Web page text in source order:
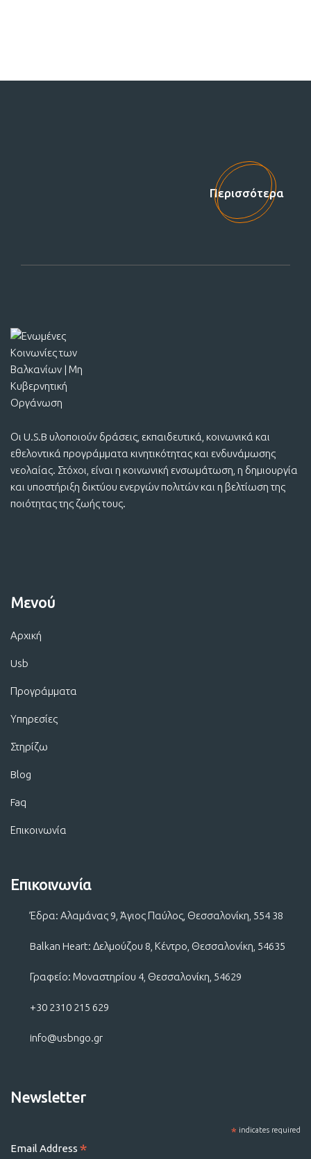
Περισσότερα
Οι U.S.B υλοποιούν δράσεις, εκπαιδευτικά, κοινωνικά και
εθελοντικά προγράμματα κινητικότητας και ενδυνάμωσης
νεολαίας. Στόχοι, είναι η κοινωνική ενσωμάτωση, η δημιουργία
και υποστήριξη δικτύου ενεργών πολιτών και η βελτίωση της
ποιότητας της ζωής τους.
Μενού
Αρχική
Usb
Προγράμματα
Υπηρεσίες
Στηρίζω
Blog
Faq
Επικοινωνία
Επικοινωνία
Έδρα: Αλαμάνας 9, Άγιος Παύλος, Θεσσαλονίκη, 554 38
Balkan Heart: Δελμούζου 8, Κέντρο, Θεσσαλονίκη, 54635
Γραφείο: Μοναστηρίου 4, Θεσσαλονίκη, 54629
+30 2310 215 629
info@usbngo.gr
Newsletter
* indicates required
Email Address *